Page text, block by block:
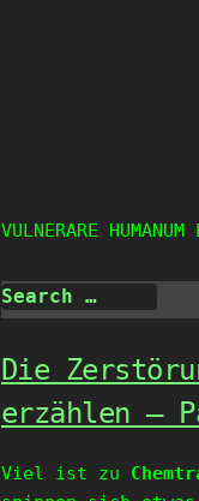
VULNERARE
Die
erzählen –
Viel ist zu